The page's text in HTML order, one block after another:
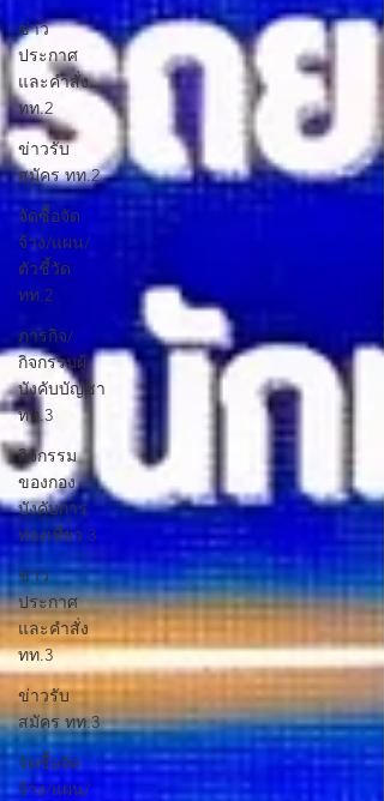
ข่าว
ประกาศ
และคำสั่ง
ทท.2
ข่าวรับ
สมัคร ทท.2
จัดซื้อจัด
จ้าง/แผน/
ตัวชี้วัด
ทท.2
ภารกิจ/
กิจกรรมผู้
บังคับบัญชา
ทท.3
กิจกรรม
ของกอง
บังคับการ
ท่องเที่ยว 3
ข่าว
ประกาศ
และคำสั่ง
ทท.3
ข่าวรับ
สมัคร ทท.3
จัดซื้อจัด
จ้าง/แผน/